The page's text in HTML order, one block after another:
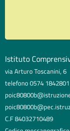
Istituto
via Arturo Toscanini, 6
telefono 0574 1842801
C.F 84032710489